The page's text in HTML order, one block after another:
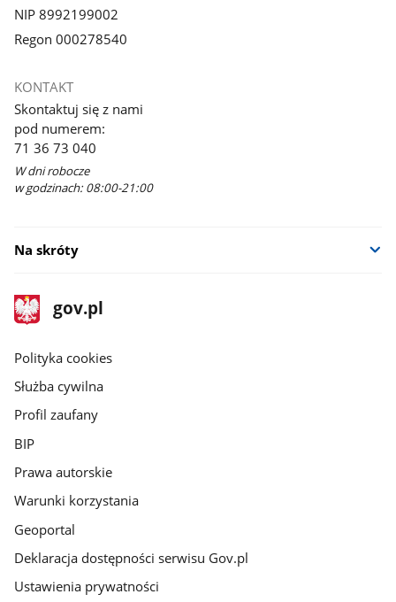
NIP 8992199002
Regon 000278540
KONTAKT
Skontaktuj się z nami
pod numerem:
71 36 73 040
W dni robocze
w godzinach: 08:00-21:00
Na skróty
stopka
gov.pl
Strona
gov.pl
gov.pl
Polityka cookies
Służba cywilna
Profil zaufany
BIP
Prawa autorskie
Warunki korzystania
Geoportal
Deklaracja dostępności serwisu Gov.pl
Ustawienia prywatności